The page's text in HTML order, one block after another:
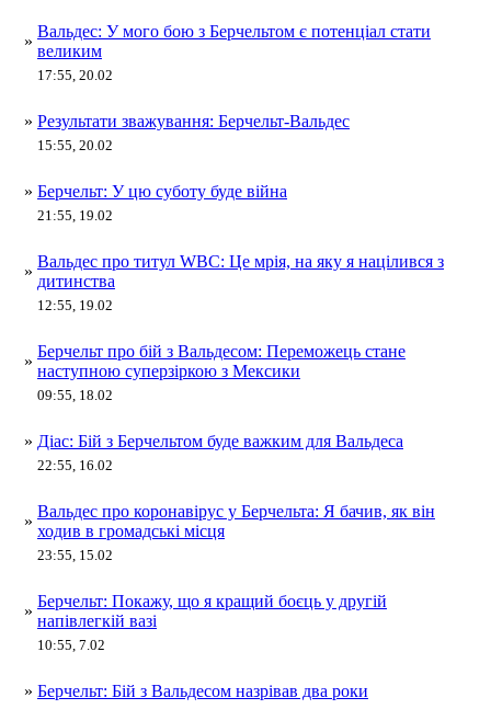
»
Вальдес: У мого бою з Берчельтом є потенціал стати
великим
17:55, 20.02
» Результати зважування: Берчельт-Вальдес
15:55, 20.02
» Берчельт: У цю суботу буде війна
21:55, 19.02
»
Вальдес про титул WBC: Це мрія, на яку я націлився з
дитинства
12:55, 19.02
»
Берчельт про бій з Вальдесом: Переможець стане
наступною суперзіркою з Мексики
09:55, 18.02
» Діас: Бій з Берчельтом буде важким для Вальдеса
22:55, 16.02
»
Вальдес про коронавірус у Берчельта: Я бачив, як він
ходив в громадські місця
23:55, 15.02
»
Берчельт: Покажу, що я кращий боєць у другій
напівлегкій вазі
10:55, 7.02
» Берчельт: Бій з Вальдесом назрівав два роки